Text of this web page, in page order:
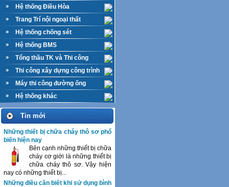
Hệ thống Điều Hòa
Trang Trí nội ngoại thất
Hệ thống chống sét
Hệ thống BMS
Tổng thầu TK và Thi công
M&E
Thi công xây dựng công trình
Máy thi công đường ống
Hệ thống khác
Tin mới
Những thiết bị chữa cháy thô sơ phổ
biến hiện nay
Bên cạnh những thiết bị chữa
cháy cơ giới là những thiết bị
chữa cháy thô sơ. Vậy hiện
nay có những thiết bị...
Những điều cần biết khi sử dụng bình